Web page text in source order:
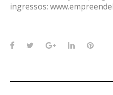
ingressos:
Facebook
TwitterGoogle+LinkedIn